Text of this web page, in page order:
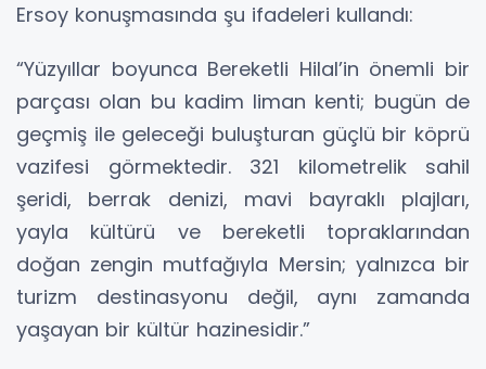
Ersoy konuşmasında şu ifadeleri kullandı:
“Yüzyıllar boyunca Bereketli Hilal’in önemli bir
parçası olan bu kadim liman kenti; bugün de
geçmiş ile geleceği buluşturan güçlü bir köprü
vazifesi görmektedir. 321 kilometrelik sahil
şeridi, berrak denizi, mavi bayraklı plajları,
yayla kültürü ve bereketli topraklarından
doğan zengin mutfağıyla Mersin; yalnızca bir
turizm destinasyonu değil, aynı zamanda
yaşayan bir kültür hazinesidir.”